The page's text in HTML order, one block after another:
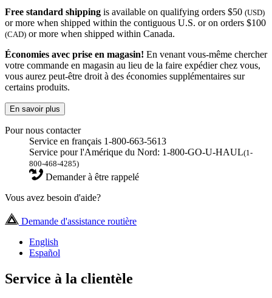
Free standard shipping is available on qualifying orders $50 (USD)
or more when shipped within the contiguous U.S. or on orders $100
(CAD) or more when shipped within Canada.
Économies avec prise en magasin! En venant vous-même chercher
votre commande en magasin au lieu de la faire expédier chez vous,
vous aurez peut-être droit à des économies supplémentaires sur
certains produits.
En savoir plus
Pour nous contacter
Service en français 1-800-663-5613
Service pour l'Amérique du Nord: 1-800-GO-U-HAUL(1-
800-468-4285)
Demander à être rappelé
Vous avez besoin d'aide?
Demande d'assistance routière
English
Español
Service à la clientèle